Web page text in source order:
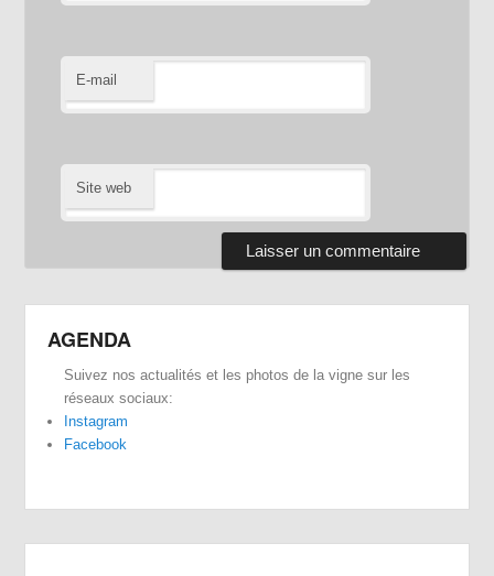
E-mail
Site web
AGENDA
Suivez nos actualités et les photos de la vigne sur les
réseaux sociaux:
Instagram
Facebook